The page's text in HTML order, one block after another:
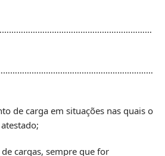
de carga em situações nas quais o
cargas, sempre que for